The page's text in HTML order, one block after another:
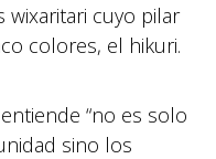
wixaritari cuyo pilar
colores, el hikuri.
“no es solo
sino los